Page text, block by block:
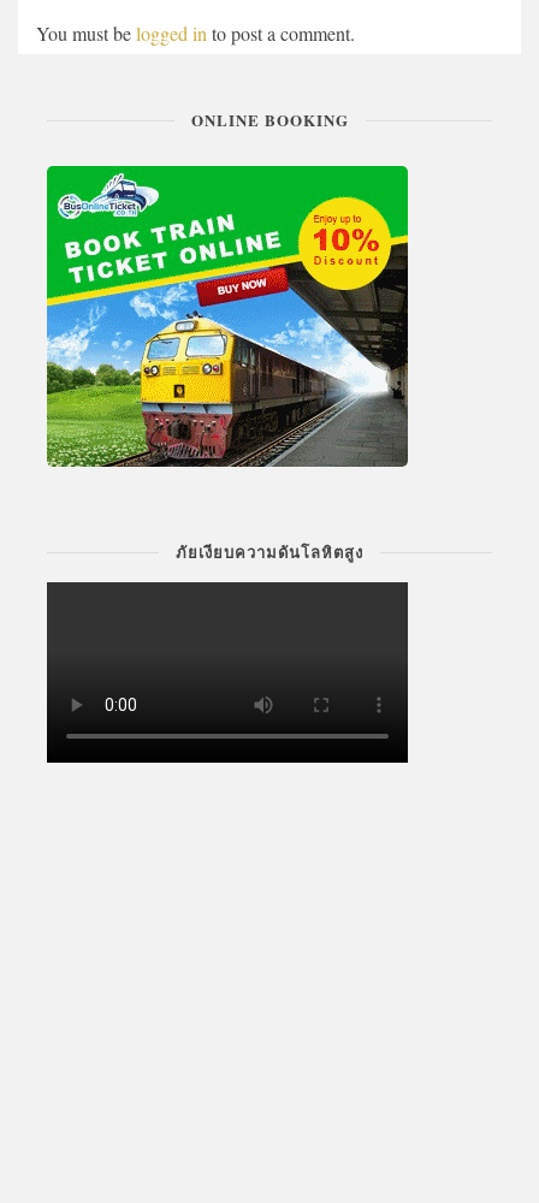
You must belogged in to post a comment.
ONLINE BOOKING
ภัยเงียบความดันโลหิตสูง